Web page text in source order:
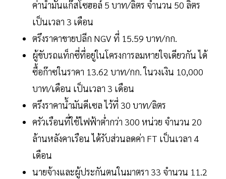
ค่าน้ำมันแก๊สโซฮอล์ 5 บาท/ลิตร จำนวน 50 ลิตร
เป็นเวลา 3 เดือน
ตรึงราคาขายปลีก NGV ที่ 15.59 บาท/กก.
ผู้ขับรถแท็กซี่ที่อยู่ในโครงการลมหายใจเดียวกัน ได้
ซื้อก๊าซในราคา 13.62 บาท/กก. ในวงเงิน 10,000
บาท/เดือน เป็นเวลา 3 เดือน
ตรึงราคาน้ำมันดีเซล ไว้ที่ 30 บาท/ลิตร
ครัวเรือนที่ใช้ไฟฟ้าต่ำกว่า 300 หน่วย จำนวน 20
ล้านหลังคาเรือน ได้รับส่วนลดค่า FT เป็นเวลา 4
เดือน
นายจ้างและผู้ประกันตนในมาตรา 33 จำนวน 11.2